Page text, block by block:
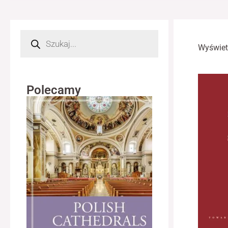
Polecamy